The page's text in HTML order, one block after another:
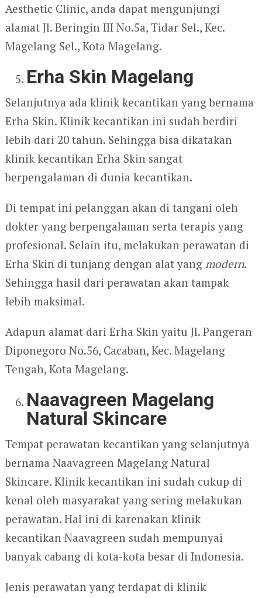
Aesthetic Clinic, anda dapat mengunjungi
alamat Jl. Beringin III No.5a, Tidar Sel., Kec.
Magelang Sel., Kota Magelang.
Erha Skin Magelang
Selanjutnya ada klinik kecantikan yang bernama
Erha Skin. Klinik kecantikan ini sudah berdiri
lebih dari 20 tahun. Sehingga bisa dikatakan
klinik kecantikan Erha Skin sangat
berpengalaman di dunia kecantikan.
Di tempat ini pelanggan akan di tangani oleh
dokter yang berpengalaman serta terapis yang
profesional. Selain itu, melakukan perawatan di
Erha Skin di tunjang dengan alat yang modern.
Sehingga hasil dari perawatan akan tampak
lebih maksimal.
Adapun alamat dari Erha Skin yaitu Jl. Pangeran
Diponegoro No.56, Cacaban, Kec. Magelang
Tengah, Kota Magelang.
Naavagreen Magelang
Natural Skincare
Tempat perawatan kecantikan yang selanjutnya
bernama Naavagreen Magelang Natural
Skincare. Klinik kecantikan ini sudah cukup di
kenal oleh masyarakat yang sering melakukan
perawatan. Hal ini di karenakan klinik
kecantikan Naavagreen sudah mempunyai
banyak cabang di kota-kota besar di Indonesia.
Jenis perawatan yang terdapat di klinik